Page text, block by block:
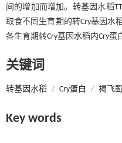
间的增加而增加。转基因水稻
取食不同生育期的转Cry基因水
各生育期转Cry基因水稻内Cry蛋
关键词
转基因水稻 / Cry蛋白 / 褐飞
Key words